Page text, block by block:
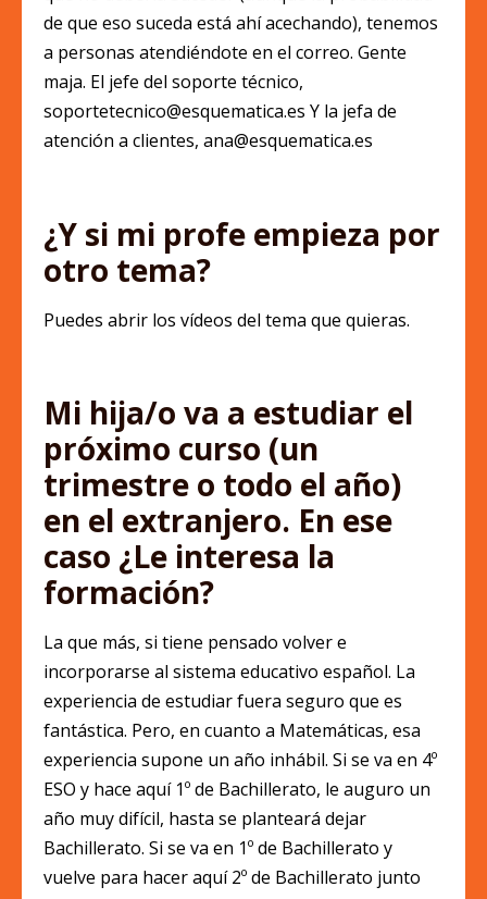
de que eso suceda está ahí acechando), tenemos
a personas atendiéndote en el correo. Gente
maja. El jefe del soporte técnico,
soportetecnico@esquematica.es Y la jefa de
atención a clientes, ana@esquematica.es
¿Y si mi profe empieza por
otro tema?
Puedes abrir los vídeos del tema que quieras.
Mi hija/o va a estudiar el
próximo curso (un
trimestre o todo el año)
en el extranjero. En ese
caso ¿Le interesa la
formación?
La que más, si tiene pensado volver e
incorporarse al sistema educativo español. La
experiencia de estudiar fuera seguro que es
fantástica. Pero, en cuanto a Matemáticas, esa
experiencia supone un año inhábil. Si se va en 4º
ESO y hace aquí 1º de Bachillerato, le auguro un
año muy difícil, hasta se planteará dejar
Bachillerato. Si se va en 1º de Bachillerato y
vuelve para hacer aquí 2º de Bachillerato junto